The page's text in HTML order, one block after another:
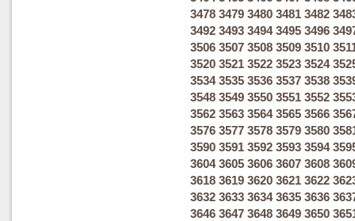
3478 3479 3480 3481 3482
3492 3493 3494 3495 3496
3506 3507 3508 3509 3510
3520 3521 3522 3523 3524
3534 3535 3536 3537 3538
3548 3549 3550 3551 3552
3562 3563 3564 3565 3566
3576 3577 3578 3579 3580
3590 3591 3592 3593 3594
3604 3605 3606 3607 3608
3618 3619 3620 3621 3622
3632 3633 3634 3635 3636
3646 3647 3648 3649 3650